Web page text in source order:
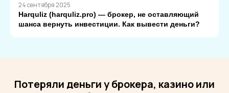
24 сентября 2025
Harquliz (harquliz.pro) — брокер, не оставляющий
шанса вернуть инвестиции. Как вывести деньги?
Потеряли деньги у брокера, казино или